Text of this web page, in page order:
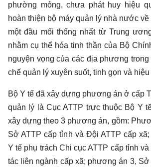
phường mỏng, chưa phát huy hiệu
hoàn thiện bộ máy quản lý nhà nước
một đầu mối thống nhất từ Trung
nhằm cụ thể hóa tinh thần của Bộ
nguyện vọng của các địa phương
chế quản lý xuyên suốt, tinh gọn và hiệu
Bộ Y tế đã xây dựng phương án ở cấp
quản lý là Cục ATTP trực thuộc Bộ Y
xây dựng theo 3 phương án, gồm:
Sở ATTP cấp tỉnh và Đội ATTP cấp
Y tế phụ trách Chi cục ATTP cấp tỉnh
tác liên ngành cấp xã; phương án 3, Sở